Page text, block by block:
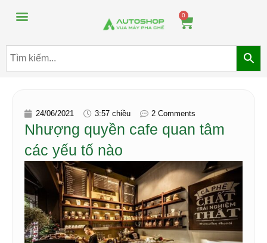
0
24/06/2021 3:57 chiều 2 Comments
Nhượng quyền cafe quan tâm
các yếu tố nào